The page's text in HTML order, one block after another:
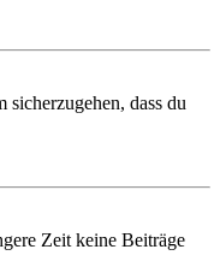
dass du
Zeit keine Beiträge